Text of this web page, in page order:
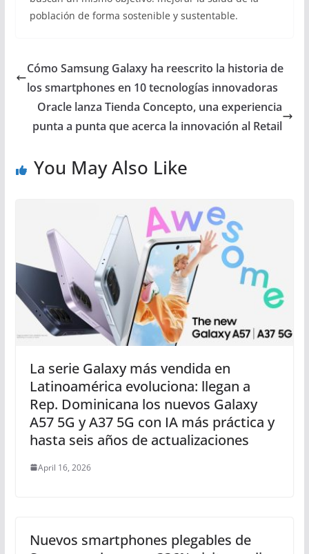
población de forma sostenible y sustentable.
Cómo Samsung Galaxy ha reescrito la historia de
los smartphones en 10 tecnologías innovadoras
Oracle lanza Tienda Concepto, una experiencia
punta a punta que acerca la innovación al Retail
You May Also Like
La serie Galaxy más vendida en
Latinoamérica evoluciona: llegan a
Rep. Dominicana los nuevos Galaxy
A57 5G y A37 5G con IA más práctica y
hasta seis años de actualizaciones
April 16, 2026
Nuevos smartphones plegables de